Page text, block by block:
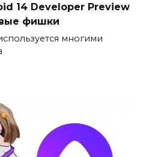
14 Developer Preview
фишки
многими